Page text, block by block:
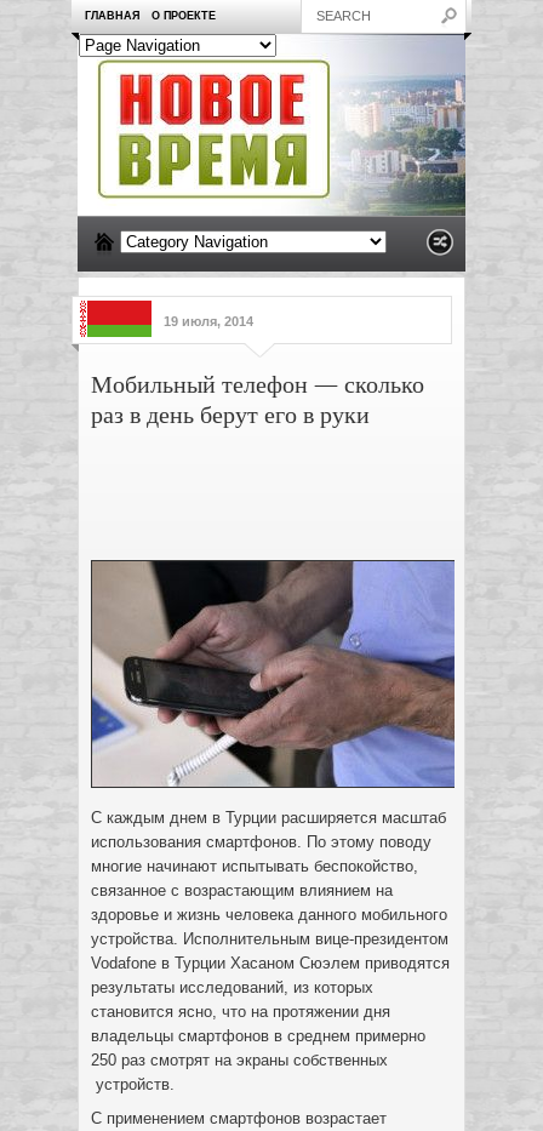
ГЛАВНАЯ О ПРОЕКТЕ
19 июля, 2014
Мобильный телефон — сколько
раз в день берут его в руки
С каждым днем в Турции расширяется масштаб
использования смартфонов. По этому поводу
многие начинают испытывать беспокойство,
связанное с возрастающим влиянием на
здоровье и жизнь человека данного мобильного
устройства. Исполнительным вице-президентом
Vodafone в Турции Хасаном Сюэлем приводятся
результаты исследований, из которых
становится ясно, что на протяжении дня
владельцы смартфонов в среднем примерно
250 раз смотрят на экраны собственных
устройств.
С применением смартфонов возрастает